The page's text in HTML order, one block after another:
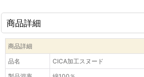
商品詳細
商品詳細
品名
CICA加工スヌード